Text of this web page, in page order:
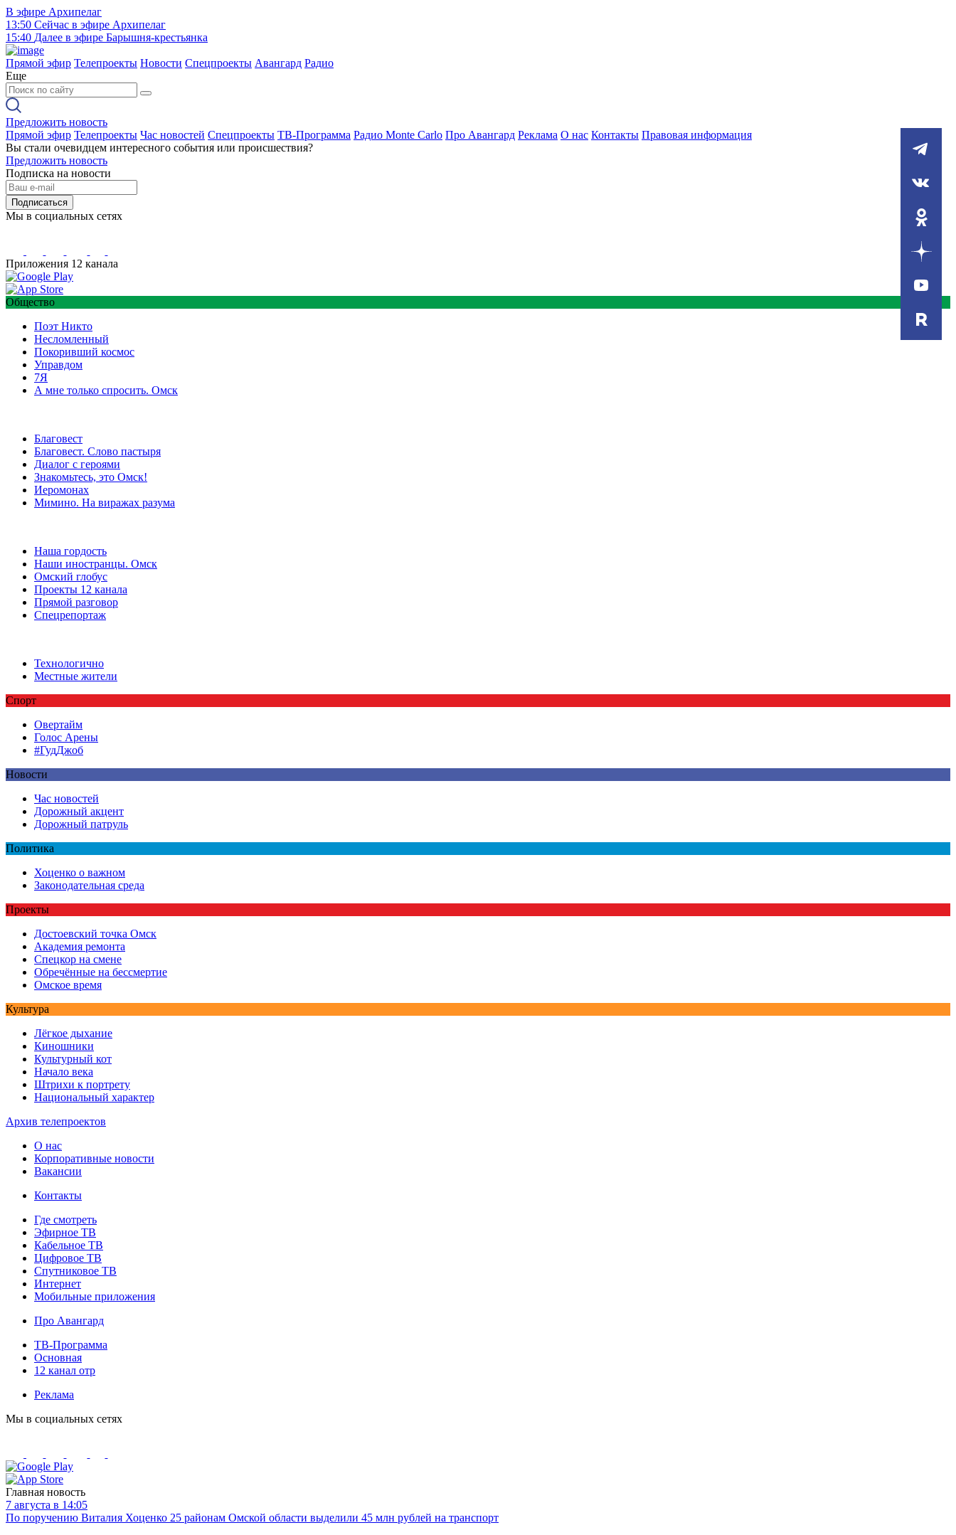
В эфире Архипелаг
13:50 Сейчас в эфире Архипелаг
15:40 Далее в эфире Барышня-крестьянка
Прямой эфир Телепроекты Новости Спецпроекты Авангард Радио
Еще
Предложить новость
Прямой эфир Телепроекты Час новостей Спецпроекты ТВ-Программа Радио Monte Carlo Про Авангард Реклама О нас Контакты Правовая информация
Вы стали очевидцем интересного события или происшествия?
Предложить новость
Подписка на новости
Подписаться
Мы в социальных сетях
Приложения 12 канала
Общество
Поэт Никто
Несломленный
Покоривший космос
Управдом
7Я
А мне только спросить. Омск
Благовест
Благовест. Слово пастыря
Диалог с героями
Знакомьтесь, это Омск!
Иеромонах
Мимино. На виражах разума
Наша гордость
Наши иностранцы. Омск
Омский глобус
Проекты 12 канала
Прямой разговор
Спецрепортаж
Технологично
Местные жители
Спорт
Овертайм
Голос Арены
#ГудДжоб
Новости
Час новостей
Дорожный акцент
Дорожный патруль
Политика
Хоценко о важном
Законодательная среда
Проекты
Достоевский точка Омск
Академия ремонта
Спецкор на смене
Обречённые на бессмертие
Омское время
Культура
Лёгкое дыхание
Киношники
Культурный кот
Начало века
Штрихи к портрету
Национальный характер
Архив телепроектов
О нас
Корпоративные новости
Вакансии
Контакты
Где смотреть
Эфирное ТВ
Кабельное ТВ
Цифровое ТВ
Спутниковое ТВ
Интернет
Мобильные приложения
Про Авангард
ТВ-Программа
Основная
12 канал отр
Реклама
Мы в социальных сетях
Главная новость
7 августа в 14:05
По поручению Виталия Хоценко 25 районам Омской области выделили 45 млн рублей на транспорт